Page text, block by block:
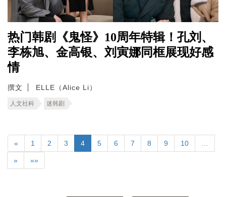
热门韩剧《鬼怪》10周年特辑！孔刘、
李栋旭、金高银、刘寅娜同框展现好感
情
撰文 ELLE（Alice Li）
人文社科 迷韩剧
« 1 2 3 4 5 6 7 8 9 10
» »»